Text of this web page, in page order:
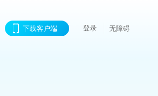
下载客户端 登录 无障碍